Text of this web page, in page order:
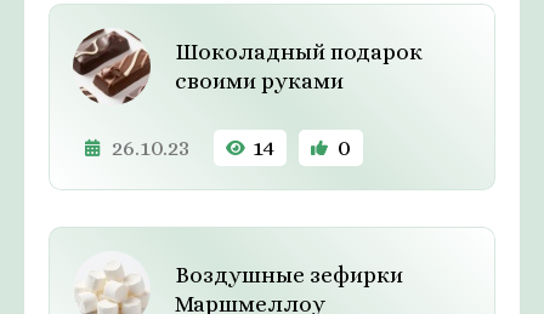
Шоколадный подарок
своими руками
26.10.23 14 0
Воздушные зефирки
Маршмеллоу